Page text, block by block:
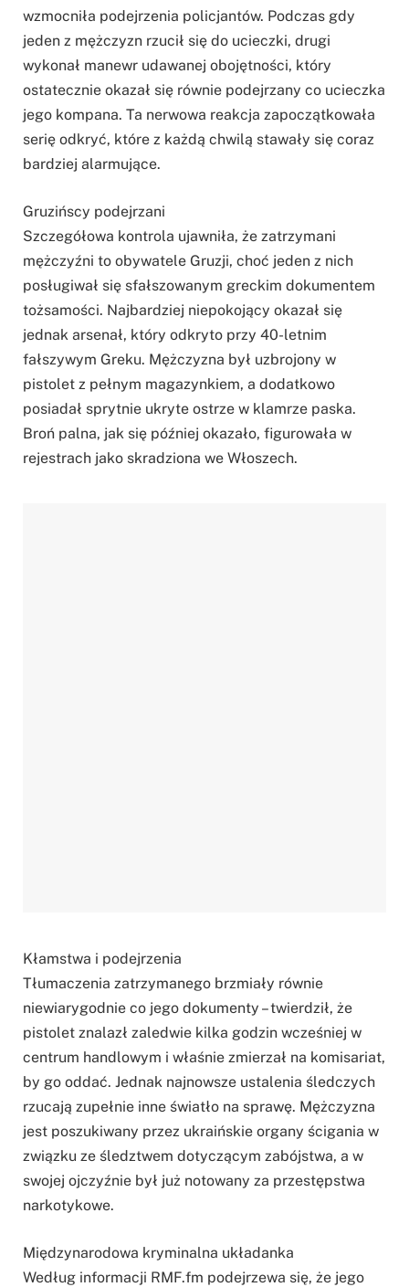
wzmocniła podejrzenia policjantów. Podczas gdy
jeden z mężczyzn rzucił się do ucieczki, drugi
wykonał manewr udawanej obojętności, który
ostatecznie okazał się równie podejrzany co ucieczka
jego kompana. Ta nerwowa reakcja zapoczątkowała
serię odkryć, które z każdą chwilą stawały się coraz
bardziej alarmujące.
Gruzińscy podejrzani
Szczegółowa kontrola ujawniła, że zatrzymani
mężczyźni to obywatele Gruzji, choć jeden z nich
posługiwał się sfałszowanym greckim dokumentem
tożsamości. Najbardziej niepokojący okazał się
jednak arsenał, który odkryto przy 40-letnim
fałszywym Greku. Mężczyzna był uzbrojony w
pistolet z pełnym magazynkiem, a dodatkowo
posiadał sprytnie ukryte ostrze w klamrze paska.
Broń palna, jak się później okazało, figurowała w
rejestrach jako skradziona we Włoszech.
Kłamstwa i podejrzenia
Tłumaczenia zatrzymanego brzmiały równie
niewiarygodnie co jego dokumenty – twierdził, że
pistolet znalazł zaledwie kilka godzin wcześniej w
centrum handlowym i właśnie zmierzał na komisariat,
by go oddać. Jednak najnowsze ustalenia śledczych
rzucają zupełnie inne światło na sprawę. Mężczyzna
jest poszukiwany przez ukraińskie organy ścigania w
związku ze śledztwem dotyczącym zabójstwa, a w
swojej ojczyźnie był już notowany za przestępstwa
narkotykowe.
Międzynarodowa kryminalna układanka
Według informacji RMF.fm podejrzewa się, że jego